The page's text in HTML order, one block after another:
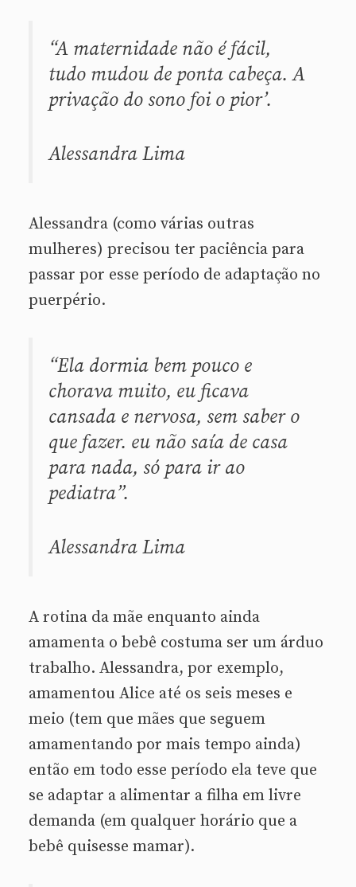
“A maternidade não é fácil,
tudo mudou de ponta cabeça. A
privação do sono foi o pior’.
Alessandra Lima
Alessandra (como várias outras
mulheres) precisou ter paciência para
passar por esse período de adaptação no
puerpério.
“Ela dormia bem pouco e
chorava muito, eu ficava
cansada e nervosa, sem saber o
que fazer. eu não saía de casa
para nada, só para ir ao
pediatra”.
Alessandra Lima
A rotina da mãe enquanto ainda
amamenta o bebê costuma ser um árduo
trabalho. Alessandra, por exemplo,
amamentou Alice até os seis meses e
meio (tem que mães que seguem
amamentando por mais tempo ainda)
então em todo esse período ela teve que
se adaptar a alimentar a filha em livre
demanda (em qualquer horário que a
bebê quisesse mamar).